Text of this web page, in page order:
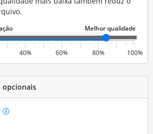
40% 60% 80% 100%